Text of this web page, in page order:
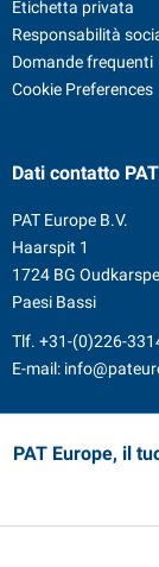
Etichetta privata
Responsabilità
Domande frequenti
Cookie Preferences
Dati contatto
PAT Europe B.V.
Haarspit 1
1724 BG
Paesi Bassi
Tlf. +31-(0)226-
E-mail:
PAT Europe, il